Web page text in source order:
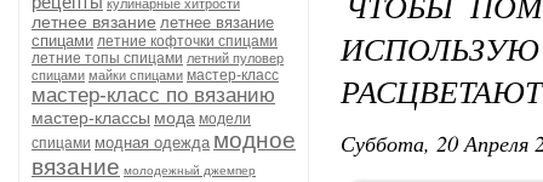
кулинарные хитрости
летнее вязание летнее вязание
спицами летние кофточки спицами
летние топы спицами летний пуловер
спицами майки спицами мастер-класс
мастер-класс по вязанию
мастер-классы мода модели
спицами модная одежда модное
вязание молодежный джемпер
Суббота, 20 Апреля